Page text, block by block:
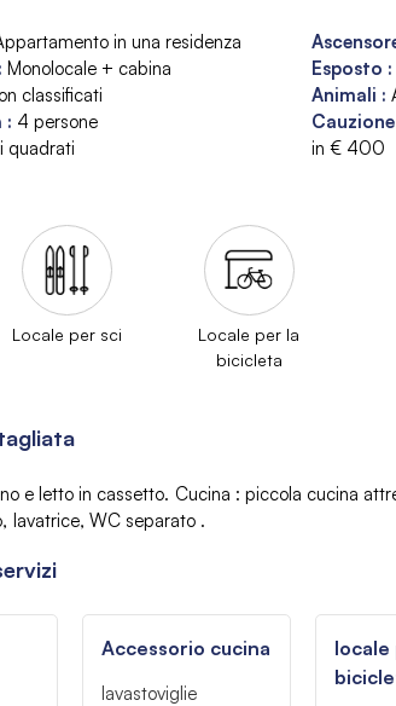
in una residenza
: Monolocale + cabina
classificati
: 4 persone
quadrati
Esposto :
Animali :
Cauzione
in € 400
Locale per sci
Locale per la
bicicleta
e letto in cassetto Cucina : piccola cucina
lavatrice WC separato
Accessorio cucina
lavastoviglie
locale